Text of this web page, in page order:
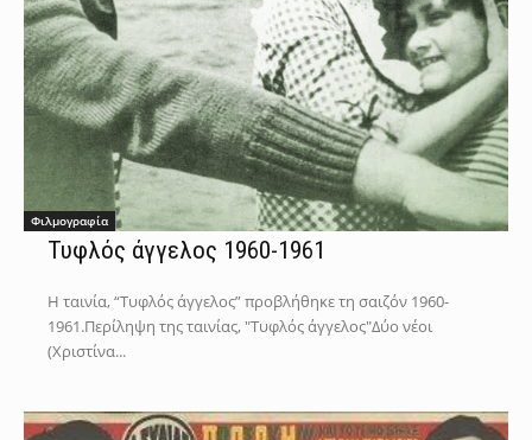
Φιλμογραφία
Τυφλός άγγελος 1960-1961
Η ταινία, “Τυφλός άγγελος” προβλήθηκε τη σαιζόν 1960-
1961.Περίληψη της ταινίας, "Τυφλός άγγελος"Δύο νέοι
(Χριστίνα...